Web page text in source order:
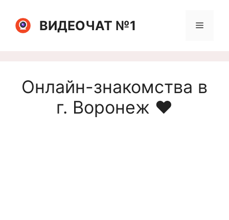
содержимомуВИДЕОЧАТ №1 Меню
Онлайн-знакомства в
г. Воронеж ❤️